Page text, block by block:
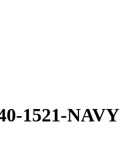
1521-NAVY